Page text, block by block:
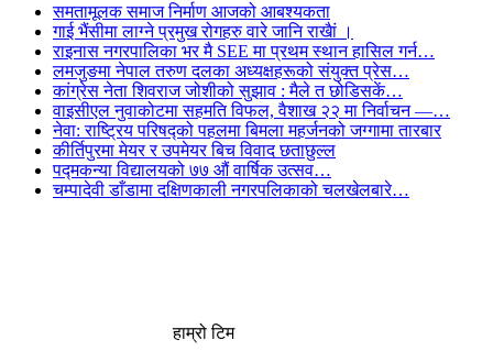
समतामूलक समाज निर्माण आजको आबश्यकता
गाई भैंसीमा लाग्ने प्रमुख रोगहरु वारे जानि राखैां ।
राइनास नगरपालिका भर मै SEE मा प्रथम स्थान हासिल गर्न…
लमजुङमा नेपाल तरुण दलका अध्यक्षहरूको संयुक्त प्रेस…
कांग्रेस नेता शिवराज जोशीको सुझाव : मैले त छोडिसकें…
वाइसीएल नुवाकोटमा सहमति विफल, वैशाख २२ मा निर्वाचन —…
नेवा: राष्ट्रिय परिषद्को पहलमा बिमला महर्जनको जग्गामा तारबार
कीर्तिपुरमा मेयर र उपमेयर बिच विवाद छताछुल्ल
पद्मकन्या विद्यालयको ७७ औं ‌‌वार्षिक ‌उत्सव…
चम्पादेवी डाँडामा दक्षिणकाली नगरपलिकाको चलखेलबारे…
हाम्रो टिम